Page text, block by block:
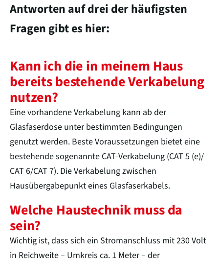
Antworten auf drei der häufigsten
Fragen gibt es hier:
Kann ich die in meinem Haus
bereits bestehende Verkabelung
nutzen?
Eine vorhandene Verkabelung kann ab der
Glasfaserdose unter bestimmten Bedingungen
genutzt werden. Beste Voraussetzungen bietet eine
bestehende sogenannte CAT-Verkabelung (CAT 5 (e)/
CAT 6/CAT 7). Die Verkabelung zwischen
Hausübergabepunkt eines Glasfaserkabels.
Welche Haustechnik muss da
sein?
Wichtig ist, dass sich ein Stromanschluss mit 230 Volt
in Reichweite – Umkreis ca. 1 Meter – der